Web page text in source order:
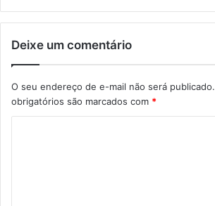
Deixe um comentário
O seu endereço de e-mail não será publicado.
obrigatórios são marcados com *